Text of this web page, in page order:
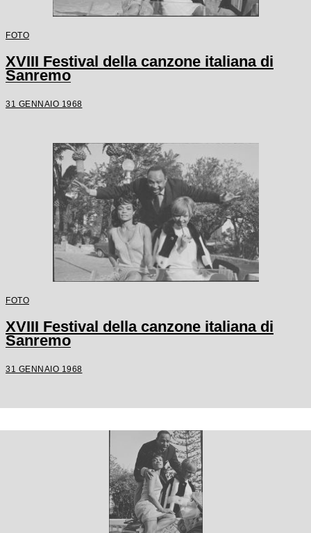
FOTO
XVIII Festival della canzone italiana di
Sanremo
31 GENNAIO 1968
FOTO
XVIII Festival della canzone italiana di
Sanremo
31 GENNAIO 1968